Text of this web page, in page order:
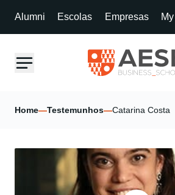
Alumni Escolas Empresas
Home—Testemunhos—Catarina Costa